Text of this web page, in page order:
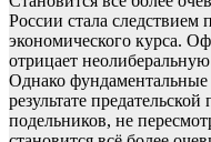
России стала следствием
экономического курса.
отрицает
Однако
результате
подельников, не